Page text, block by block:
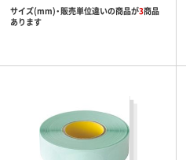
サイズ(mm)・販売単位違いの商品が3商品
あります